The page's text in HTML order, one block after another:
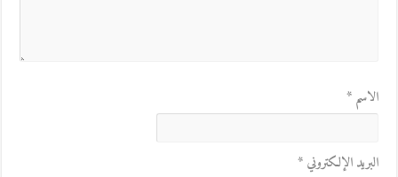
الاسم*
البريد الإلكتروني*